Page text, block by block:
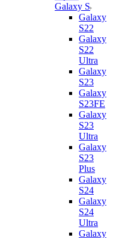
Galaxy S
Galaxy
S22
Galaxy
S22
Ultra
Galaxy
S23
Galaxy
S23FE
Galaxy
S23
Ultra
Galaxy
S23
Plus
Galaxy
S24
Galaxy
S24
Ultra
Galaxy